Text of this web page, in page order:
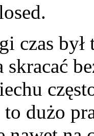
czas
skracać
dużo